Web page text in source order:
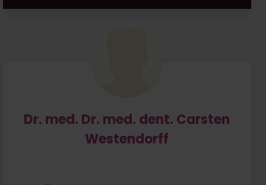
Dr. med. Dr. med. dent. Carsten
Westendorff